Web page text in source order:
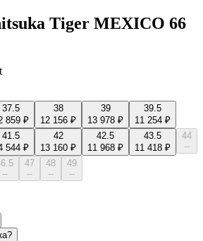
Tiger MEXICO 66
37.5
859 ₽
38
12 156 ₽
39
13 978 ₽
39.5
11 254 ₽
41.5
544 ₽
42
13 160 ₽
42.5
11 968 ₽
43.5
11 418 ₽
44
--
--
47
--
48
--
49
--